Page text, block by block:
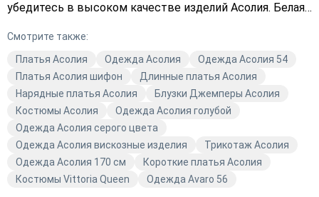
убедитесь в высоком качестве изделий Асолия. Белая
исключение. Подберите идеальный наряд для любого
случая и оформите заказ уже сегодня!
Смотрите также:
Платья Асолия
Одежда Асолия
Одежда Асолия 54
Платья Асолия шифон
Длинные платья Асолия
Нарядные платья Асолия
Блузки Джемперы Асолия
Костюмы Асолия
Одежда Асолия голубой
Одежда Асолия серого цвета
Одежда Асолия вискозные изделия
Трикотаж Асолия
Одежда Асолия 170 см
Короткие платья Асолия
Костюмы Vittoria Queen
Одежда Avaro 56